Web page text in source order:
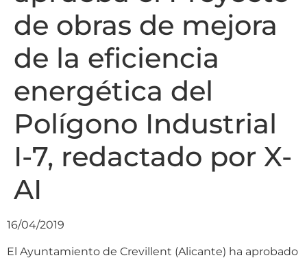
de obras de mejora
de la eficiencia
energética del
Polígono Industrial
I-7, redactado por X-
AI
16/04/2019
El Ayuntamiento de Crevillent (Alicante) ha aprobado